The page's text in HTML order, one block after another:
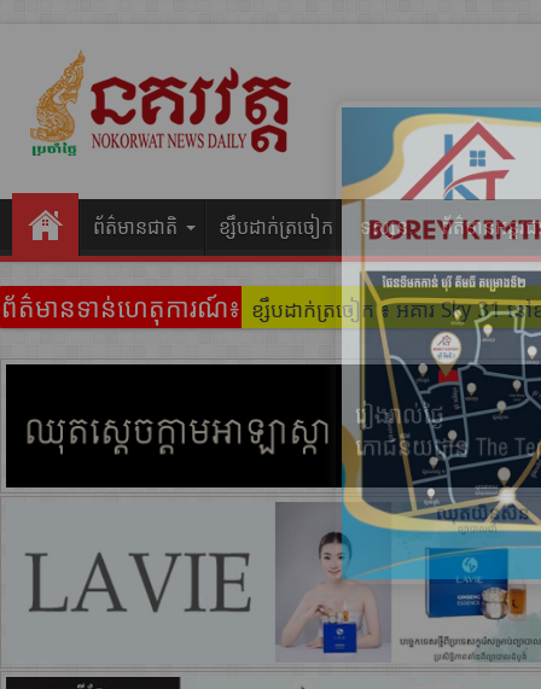
ព័ត៌មានជាតិ ខ្សឹបដាក់ត្រចៀក ទស្សនៈ ព័ត៌មានអន្តរជ
ព័ត៌មានទាន់ហេតុការណ៍៖ ខ្សឹបដាក់ត្រចៀក ៖ ដល់ករ ! ឈ្មួញដឹក